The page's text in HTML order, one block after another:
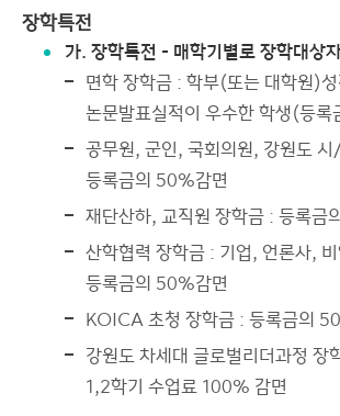
장학특전
가. 장학특전 - 매학기별로 장학대상
면학 장학금 : 학부(또는 대학원)
논문발표실적이 우수한 학생(등
공무원, 군인, 국회의원, 강원도
등록금의 50%감면
재단산하, 교직원 장학금 : 등록금
산학협력 장학금 : 기업, 언론사,
등록금의 50%감면
KOICA 초청 장학금 : 등록금의
강원도 차세대 글로벌리더과정 장
1,2학기 수업료 100% 감면